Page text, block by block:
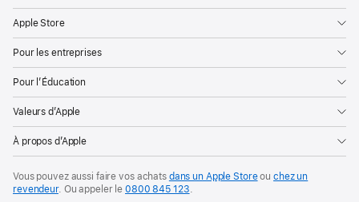
Apple Store
Pour les entreprises
Pour l’Éducation
Valeurs d’Apple
À propos d’Apple
Vous pouvez aussi faire vos achats dans un Apple Storeouchez un
revendeur. Ouappeler le0800 845 123.